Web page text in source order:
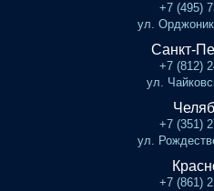
+7 (495)
ул.
Санкт-
+7 (812)
ул.
+7 (351)
ул.
+7 (861)